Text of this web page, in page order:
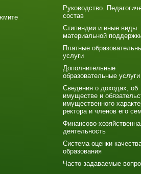
Руководство.
состав
Стипендии и иные виды
материальной
Платные
услуги
Дополнительные
образовательные услуги
Сведения о доходах, об
имуществе и
имущественного
ректора и членов его
Финансово-
деятельность
Система оценки
образования
Часто задаваемые